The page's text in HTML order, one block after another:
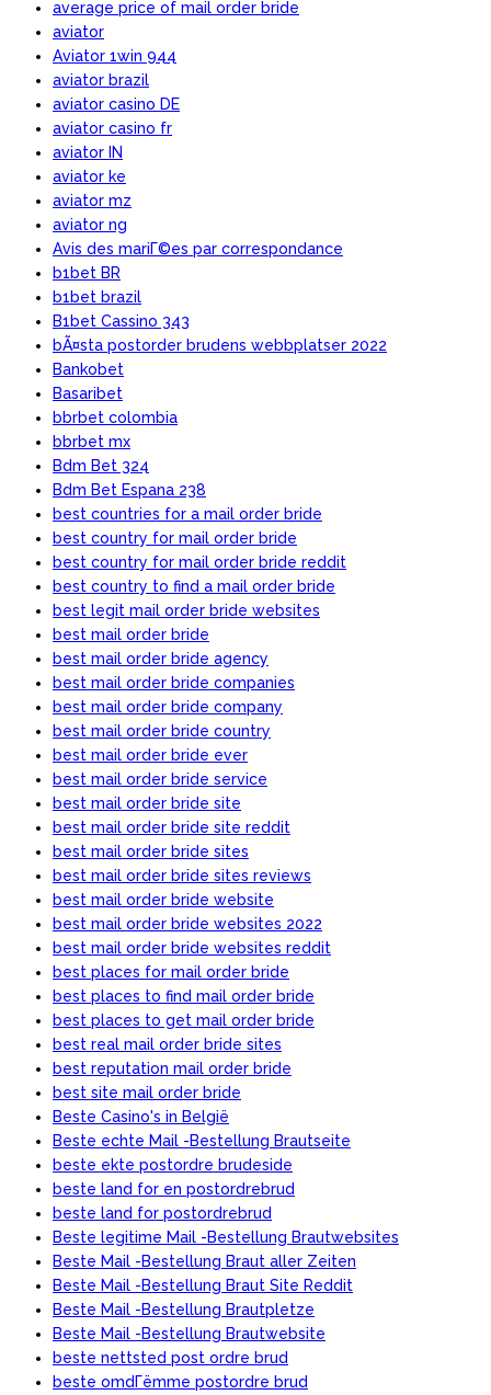
average price of mail order bride
aviator
Aviator 1win 944
aviator brazil
aviator casino DE
aviator casino fr
aviator IN
aviator ke
aviator mz
aviator ng
Avis des mariГ©es par correspondance
b1bet BR
b1bet brazil
B1bet Cassino 343
bÃ¤sta postorder brudens webbplatser 2022
Bankobet
Basaribet
bbrbet colombia
bbrbet mx
Bdm Bet 324
Bdm Bet Espana 238
best countries for a mail order bride
best country for mail order bride
best country for mail order bride reddit
best country to find a mail order bride
best legit mail order bride websites
best mail order bride
best mail order bride agency
best mail order bride companies
best mail order bride company
best mail order bride country
best mail order bride ever
best mail order bride service
best mail order bride site
best mail order bride site reddit
best mail order bride sites
best mail order bride sites reviews
best mail order bride website
best mail order bride websites 2022
best mail order bride websites reddit
best places for mail order bride
best places to find mail order bride
best places to get mail order bride
best real mail order bride sites
best reputation mail order bride
best site mail order bride
Beste Casino's in België
Beste echte Mail -Bestellung Brautseite
beste ekte postordre brudeside
beste land for en postordrebrud
beste land for postordrebrud
Beste legitime Mail -Bestellung Brautwebsites
Beste Mail -Bestellung Braut aller Zeiten
Beste Mail -Bestellung Braut Site Reddit
Beste Mail -Bestellung Brautpletze
Beste Mail -Bestellung Brautwebsite
beste nettsted post ordre brud
beste omdГёmme postordre brud